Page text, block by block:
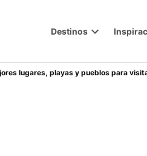
Destinos
menu
lugares, playas y pueblos para